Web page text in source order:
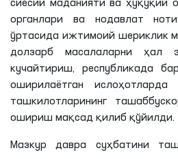
органлари ва нодавлат
ўртасида ижтимоий шериклик
долзарб масалаларни ҳал
кучайтириш, республикада
оширилаётган
ташкилотларининг
ошириш мақсад қилиб қўйилди.
мақсад - давлат органлари